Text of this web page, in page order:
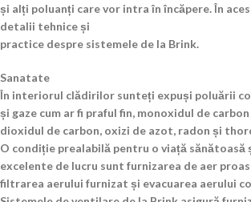
și alți poluanți care vor intra în încăpere. În
detalii tehnice și
practice despre sistemele de la Brink.
Sanatate
În interiorul clădirilor sunteți expuși poluării
și gaze cum ar fi praful fin, monoxidul de
dioxidul de carbon, oxizi de azot, radon și
O condiție prealabilă pentru o viață sănătoasă
excelente de lucru sunt furnizarea de aer
filtrarea aerului furnizat și evacuarea aerului